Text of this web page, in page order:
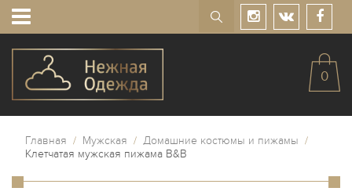
0
Главная / Мужская / Домашние костюмы и пижамы /
Клетчатая мужская пижама B&B